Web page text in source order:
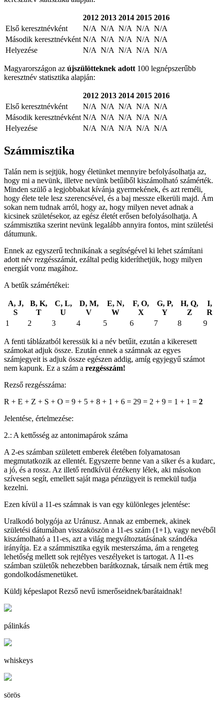
2012 2013 2014 2015 2016
Első keresztnévként
N/A N/A N/A N/A N/A
Második keresztnévként N/A N/A N/A N/A N/A
Helyezése
N/A N/A N/A N/A N/A
Magyarországon az újszülötteknek adott 100 legnépszerűbb
keresztnév statisztika alapján:
2012 2013 2014 2015 2016
Első keresztnévként
N/A N/A N/A N/A N/A
Második keresztnévként N/A N/A N/A N/A N/A
Helyezése
N/A N/A N/A N/A N/A
Számmisztika
Talán nem is sejtjük, hogy életünket mennyire befolyásolhatja az,
hogy mi a nevünk, illetve nevünk betűiből kiszámolható számérték.
Minden szülő a legjobbakat kívánja gyermekének, és azt reméli,
hogy élete tele lesz szerencsével, és a baj messze elkerüli majd. Ám
sokan nem tudnak arról, hogy az, hogy milyen nevet adnak a
kicsinek születésekor, az egész életét erősen befolyásolhatja. A
számmisztika szerint nevünk legalább annyira fontos, mint születési
dátumunk.
Ennek az egyszerű technikának a segítségével ki lehet számítani
adott név rezgésszámát, ezáltal pedig kideríthetjük, hogy milyen
energiát vonz magához.
A betűk számértékei:
A, J,
S
B, K,
T
C, L,
U
D, M,
V
E, N,
W
F, O,
X
G, P,
Y
H, Q,
Z
I,
R
1
2 3 4 5 6 7 8 9
A fenti táblázatból keressük ki a név betűit, ezután a kikeresett
számokat adjuk össze. Ezután ennek a számnak az egyes
számjegyeit is adjuk össze egészen addig, amíg egyjegyű számot
nem kapunk. Ez a szám a rezgésszám!
Rezső rezgésszáma:
R + E + Z + S + O = 9 + 5 + 8 + 1 + 6 = 29 = 2 + 9 = 1 + 1 = 2
Jelentése, értelmezése:
2.: A kettősség az antonimapárok száma
A 2-es számban született emberek életében folyamatosan
megmutatkozik az ellentét. Egyszerre benne van a siker és a kudarc,
a jó, és a rossz. Az illető rendkívül érzékeny lélek, aki másokon
szívesen segít, emellett saját maga pénzügyeit is remekül tudja
kezelni.
Ezen kívül a 11-es számnak is van egy különleges jelentése:
Uralkodó bolygója az Uránusz. Annak az embernek, akinek
születési dátumában visszaköszön a 11-es szám (1+1), vagy nevéből
kiszámolható a 11-es, azt a világ megváltoztatásának szándéka
irányítja. Ez a számmisztika egyik mesterszáma, ám a rengeteg
lehetőség mellett sok rejtélyes veszélyeket is tartogat. A 11-es
számban születők nehezebben barátkoznak, társaik nem értik meg
gondolkodásmenetüket.
Küldj képeslapot Rezső nevű ismerőseidnek/barátaidnak!
pálinkás
whiskeys
sörös